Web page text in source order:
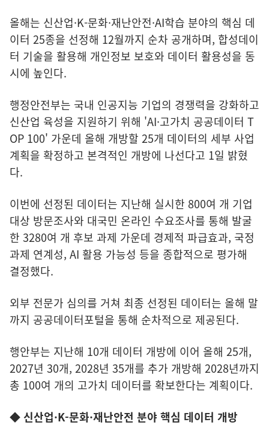
올해는 신산업·K-문화·재난안전·AI학습 분야의 핵심 데
이터 25종을 선정해 12월까지 순차 공개하며, 합성데이
터 기술을 활용해 개인정보 보호와 데이터 활용성을 동
시에 높인다.
행정안전부는 국내 인공지능 기업의 경쟁력을 강화하고
신산업 육성을 지원하기 위해 'AI·고가치 공공데이터 T
OP 100' 가운데 올해 개방할 25개 데이터의 세부 사업
계획을 확정하고 본격적인 개방에 나선다고 1일 밝혔
다.
이번에 선정된 데이터는 지난해 실시한 800여 개 기업
대상 방문조사와 대국민 온라인 수요조사를 통해 발굴
한 3280여 개 후보 과제 가운데 경제적 파급효과, 국정
과제 연계성, AI 활용 가능성 등을 종합적으로 평가해
결정했다.
외부 전문가 심의를 거쳐 최종 선정된 데이터는 올해 말
까지 공공데이터포털을 통해 순차적으로 제공된다.
행안부는 지난해 10개 데이터 개방에 이어 올해 25개,
2027년 30개, 2028년 35개를 추가 개방해 2028년까지
총 100여 개의 고가치 데이터를 확보한다는 계획이다.
◆ 신산업·K-문화·재난안전 분야 핵심 데이터 개방